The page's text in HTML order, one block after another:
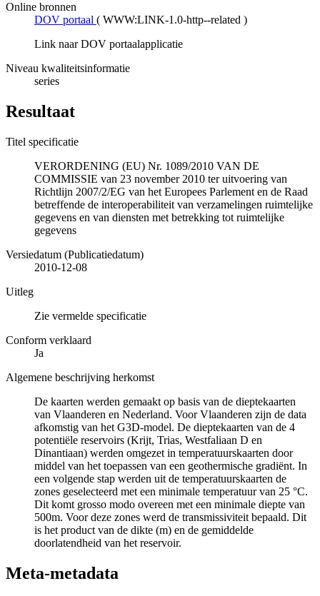
Online bronnen
DOV portaal ( WWW:LINK-1.0-http--related )
Link naar DOV portaalapplicatie
Niveau kwaliteitsinformatie
series
Resultaat
Titel specificatie
VERORDENING (EU) Nr. 1089/2010 VAN DE
COMMISSIE van 23 november 2010 ter uitvoering van
Richtlijn 2007/2/EG van het Europees Parlement en de Raad
betreffende de interoperabiliteit van verzamelingen ruimtelijke
gegevens en van diensten met betrekking tot ruimtelijke
gegevens
Versiedatum (Publicatiedatum)
2010-12-08
Uitleg
Zie vermelde specificatie
Conform verklaard
Ja
Algemene beschrijving herkomst
De kaarten werden gemaakt op basis van de dieptekaarten
van Vlaanderen en Nederland. Voor Vlaanderen zijn de data
afkomstig van het G3D-model. De dieptekaarten van de 4
potentiële reservoirs (Krijt, Trias, Westfaliaan D en
Dinantiaan) werden omgezet in temperatuurskaarten door
middel van het toepassen van een geothermische gradiënt. In
een volgende stap werden uit de temperatuurskaarten de
zones geselecteerd met een minimale temperatuur van 25 °C.
Dit komt grosso modo overeen met een minimale diepte van
500m. Voor deze zones werd de transmissiviteit bepaald. Dit
is het product van de dikte (m) en de gemiddelde
doorlatendheid van het reservoir.
Meta-metadata